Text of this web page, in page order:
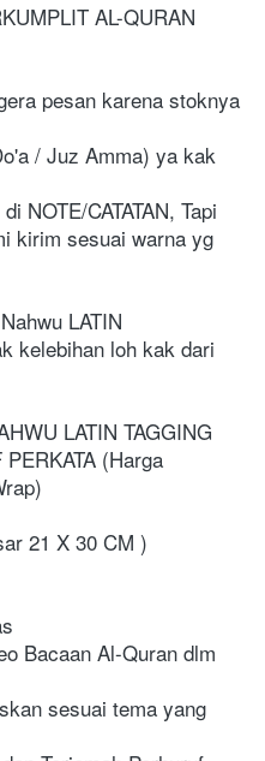
AL-QURAN
pesan karena stoknya
/ Juz Amma) ya kak
NOTE/CATATAN, Tapi
kirim sesuai warna yg
LATIN
kelebihan loh kak dari
LATIN TAGGING
(Harga
21 X 30 CM )
Bacaan Al-Quran dlm
sesuai tema yang